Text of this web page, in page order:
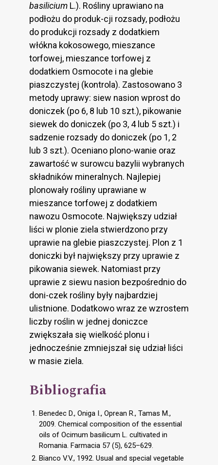
basilicium L.). Rośliny uprawiano na
podłożu do produk-cji rozsady, podłożu
do produkcji rozsady z dodatkiem
włókna kokosowego, mieszance
torfowej, mieszance torfowej z
dodatkiem Osmocote i na glebie
piaszczystej (kontrola). Zastosowano 3
metody uprawy: siew nasion wprost do
doniczek (po 6, 8 lub 10 szt.), pikowanie
siewek do doniczek (po 3, 4 lub 5 szt.) i
sadzenie rozsady do doniczek (po 1, 2
lub 3 szt.). Oceniano plono-wanie oraz
zawartość w surowcu bazylii wybranych
składników mineralnych. Najlepiej
plonowały rośliny uprawiane w
mieszance torfowej z dodatkiem
nawozu Osmocote. Największy udział
liści w plonie ziela stwierdzono przy
uprawie na glebie piaszczystej. Plon z 1
doniczki był największy przy uprawie z
pikowania siewek. Natomiast przy
uprawie z siewu nasion bezpośrednio do
doni-czek rośliny były najbardziej
ulistnione. Dodatkowo wraz ze wzrostem
liczby roślin w jednej doniczce
zwiększała się wielkość plonu i
jednocześnie zmniejszał się udział liści
w masie ziela.
Bibliografia
Benedec D., Oniga I., Oprean R., Tamas M.,
2009. Chemical composition of the essential
oils of Ocimum basilicum L. cultivated in
Romania. Farmacia 57 (5), 625–629.
Bianco V.V., 1992. Usual and special vegetable